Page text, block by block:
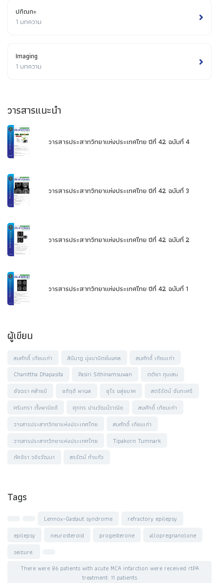
ปกิณกะ
1 บทความ
Imaging
1 บทความ
วารสารแนะนำ
วารสารประสาทวิทยาแห่งประเทศไทย ปีที่ 42 ฉบับที่ 4
วารสารประสาทวิทยาแห่งประเทศไทย ปีที่ 42 ฉบับที่ 3
วารสารประสาทวิทยาแห่งประเทศไทย ปีที่ 42 ฉบับที่ 2
วารสารประสาทวิทยาแห่งประเทศไทย ปีที่ 42 ฉบับที่ 1
ผู้เขียน
สมศักดิ์ เทียมเก่า สินีนาฏ มุ่งมานิตย์มงคล
สมศักดิ์ เทียมเก่า
Chanittha Dhapasita
Pasiri Sithinamsuwan
ตติยา ทุมเสน
อัจฉรา คล้ายมี
อภิฤดี พาผล อุไร ขลุ่ยนาค
สตรีรัตน์ จันทะศรี
ศรินทรา ตั้งพานิชดี
ศุภกร ปานวัฒน์วาณิช
สมศักดิ์ เทียมเก่า
วารสารประสาทวิทยาแห่งประเทศไทย
สมศักดิ์ เทียมเก่า
วารสารประสาทวิทยาแห่งประเทศไทย
Tipakorn Tumnark
ภัคจิรา วชิรวัฒนา
สรรัตน์ ทำแก้ว
Tags
Lennox-Gastaut syndrome
refractory epilepsy
epilepsy
neurosteroid progesterone
allopregnanolone
seizure.
There were 86 patients with acute MCA infarction were received rtPA
treatment: 11 patients